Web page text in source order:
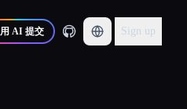
用 AI 提交 Sign up